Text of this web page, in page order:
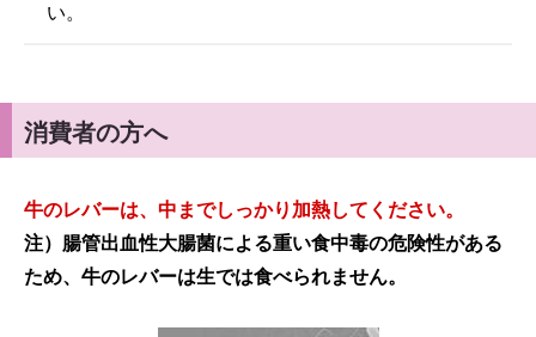
い。
消費者の方へ
牛のレバーは、中までしっかり加熱してください。
注）腸管出血性大腸菌による重い食中毒の危険性がある
ため、牛のレバーは生では食べられません。